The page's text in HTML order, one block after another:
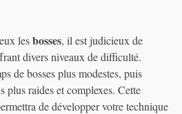
lesbosses, il est judicieux de
divers niveaux de difficulté.
de bosses plus modestes, puis
plus raides et complexes. Cette
de développer votre technique